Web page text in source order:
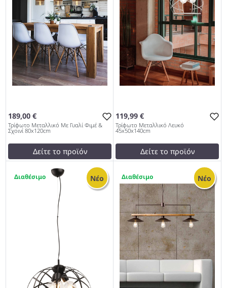
189,00 €
Τρίφωτο Μεταλλικό Με Γυαλί Φιμέ &
Σχοινί 80x120cm
Δείτε το προϊόν
testFalse
Τρίφωτο Μεταλλικό Με
Γυαλί Φιμέ & Σχοινί
80x120cm 953
119,99 €
Τρίφωτο Μεταλλικό Λευκό
45x50x140cm
Δείτε το προϊόν
testFalse
Τρίφωτο Μεταλλικό Λευκό
45x50x140cm 953
Νέο Νέο